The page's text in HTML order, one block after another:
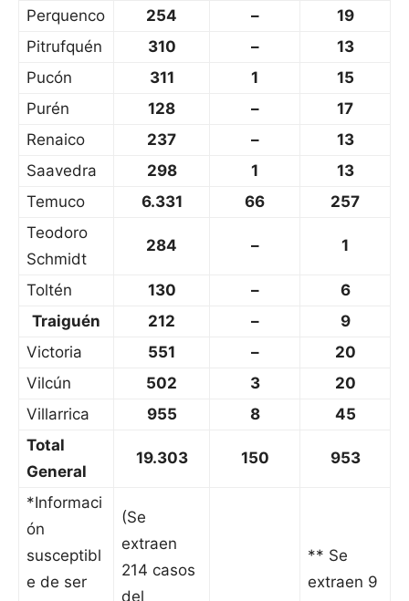
Perquenco 254 –
19
Pitrufquén
310 –
13
Pucón
311 1
15
Purén
128 –
17
Renaico
237 –
13
Saavedra
298 1
13
Temuco
6.331 66
257
Teodoro
Schmidt
284 – 1
Toltén 130 –
6
Traiguén
212 –
9
Victoria
551 –
20
Vilcún
502 3
20
Villarrica
955 8
45
Total
General
19.303 150 953
*Informaci
ón
susceptibl
e de ser
(Se
extraen
214 casos
del
** Se
extraen 9